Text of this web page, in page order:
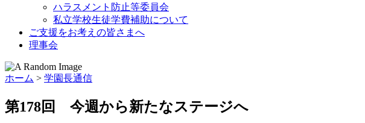
ハラスメント防止等委員会
私立学校生徒学費補助について
ご支援をお考えの皆さまへ
理事会
ホーム > 学園長通信
第178回 今週から新たなステージへ